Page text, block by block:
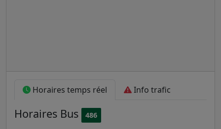
Horaires temps réel Info trafic
Horaires Bus 486